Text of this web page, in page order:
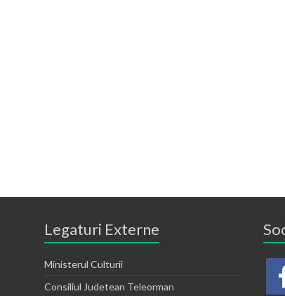
Legaturi Externe
Ministerul Culturii
Consiliul Judetean Teleorman